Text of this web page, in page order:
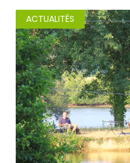
ACTUALITÉS